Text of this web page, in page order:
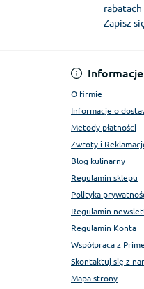
rabatach
Zapisz
Informacje
O firmie
Informacje o
Metody płatności
Zwroty i
Blog kulinarny
Regulamin sklepu
Polityka
Regulamin
Regulamin Konta
Współpraca z
Skontaktuj się z
Mapa strony